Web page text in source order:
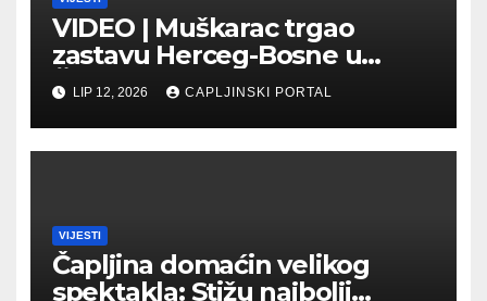
VIDEO | Muškarac trgao
zastavu Herceg-Bosne u
Čapljini: Traži se hitno
uhićenje
LIP 12, 2026 CAPLJINSKI PORTAL
VIJESTI
Čapljina domaćin velikog
spektakla: Stižu najbolji